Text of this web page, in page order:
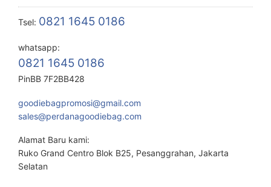
Tsel: 0821 1645 0186
whatsapp:
0821 1645 0186
PinBB 7F2BB428
goodiebagpromosi@gmail.com
sales@perdanagoodiebag.com
Alamat Baru kami:
Ruko Grand Centro Blok B25, Pesanggrahan, Jakarta
Selatan